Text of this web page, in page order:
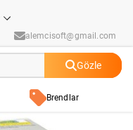
alemcisoft@gmail.com
Gözle
Brendlar